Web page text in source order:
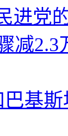
进党
减
基